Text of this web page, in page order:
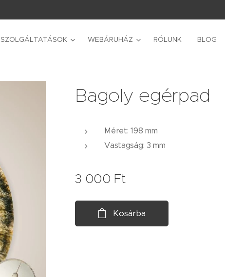
SZOLGÁLTATÁSOK WEBÁRUHÁZ RÓLUNK BLOG
Bagoly egérpad
Méret: 198 mm
Vastagság: 3 mm
3 000 Ft
Kosárba